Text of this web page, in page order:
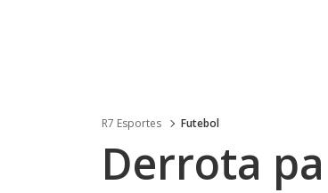
R7 Esportes Futebol
Derrota